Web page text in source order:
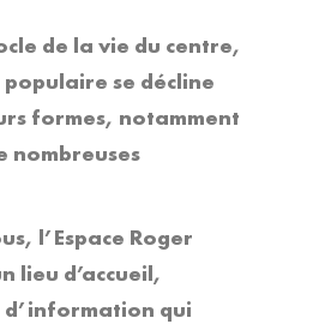
de la vie du centre,
se décline
formes, notamment
nombreuses
l’Espace Roger
lieu d’accueil,
d’information qui